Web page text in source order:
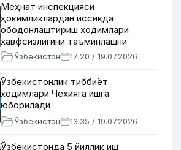
Меҳнат инспекцияси
ҳокимликлардан иссиқда
ободонлаштириш ходимлари
хавфсизлигини таъминлашни
сўради
Ўзбекистон 17:20 / 19.07.2026
Ўзбекистонлик тиббиёт
ходимлари Чехияга ишга
юборилади
Ўзбекистон 13:35 / 19.07.2026
Ўзбекистонда 5 йиллик иш